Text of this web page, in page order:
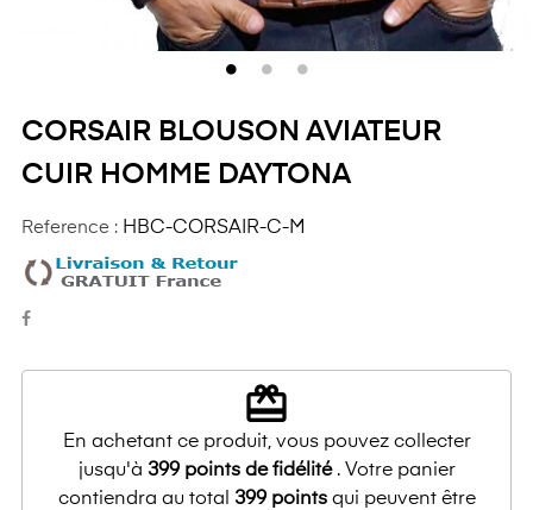
CORSAIR BLOUSON AVIATEUR
CUIR HOMME DAYTONA
Reference : HBC-CORSAIR-C-M
redeem
En achetant ce produit, vous pouvez collecter
jusqu'à 399points de fidélité. Votre panier
contiendra au total 399pointsqui peuvent être